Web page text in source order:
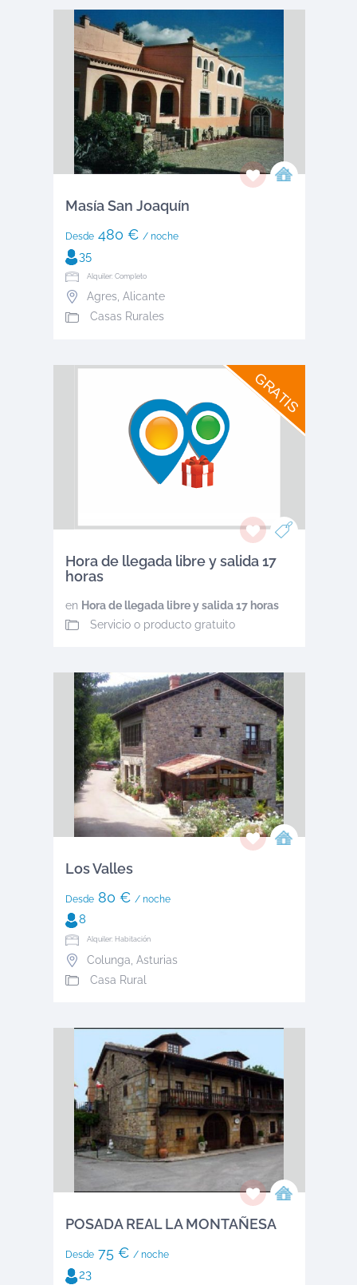
Masía San Joaquín
Desde480 € / noche
35
Alquiler: Completo
Agres, Alicante
Casas Rurales
GRATIS
Hora de llegada libre y salida 17
horas
en Hora de llegada libre y salida 17 horas
Servicio o producto gratuito
Los Valles
Desde80 € / noche
8
Alquiler: Habitación
Colunga Asturias
Casa Rural
POSADA REAL LA MONTAÑESA
Desde75 € / noche
23